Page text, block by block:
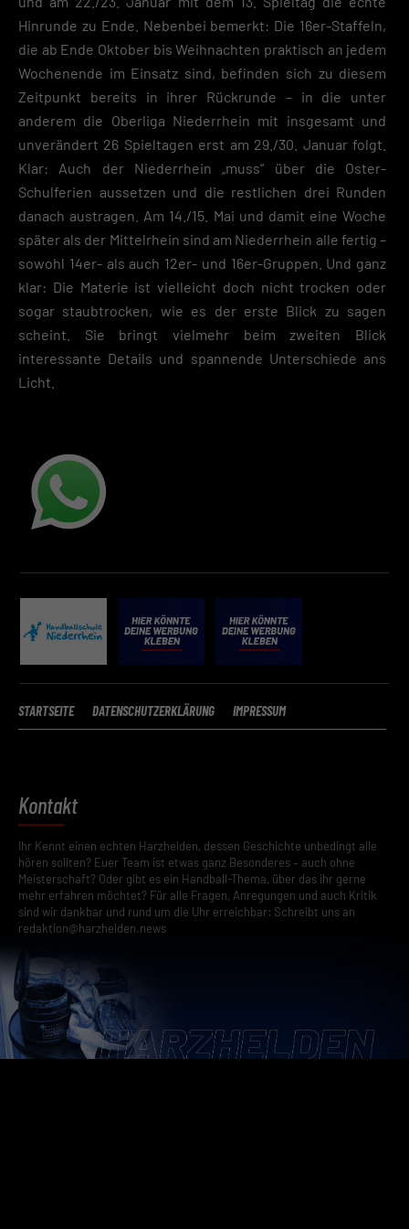
Hinrunde zu Ende. Nebenbei bemerkt: Die 16er-Staffeln,
die ab Ende Oktober bis Weihnachten praktisch an jedem
Wochenende im Einsatz sind, befinden sich zu diesem
Zeitpunkt bereits in ihrer Rückrunde – in die unter
anderem die Oberliga Niederrhein mit insgesamt und
unverändert 26 Spieltagen erst am 29./30. Januar folgt.
Klar: Auch der Niederrhein „muss“ über die Oster-
Schulferien aussetzen und die restlichen drei Runden
danach austragen. Am 14./15. Mai und damit eine Woche
später als der Mittelrhein sind am Niederrhein alle fertig –
sowohl 14er- als auch 12er- und 16er-Gruppen. Und ganz
klar: Die Materie ist vielleicht doch nicht trocken oder
sogar staubtrocken, wie es der erste Blick zu sagen
scheint. Sie bringt vielmehr beim zweiten Blick
interessante Details und spannende Unterschiede ans
Licht.
STARTSEITE DATENSCHUTZERKLÄRUNG IMPRESSUM
Kontakt
Ihr Kennt einen echten Harzhelden, dessen Geschichte unbedingt alle
hören sollten? Euer Team ist etwas ganz Besonderes – auch ohne
Meisterschaft? Oder gibt es ein Handball-Thema, über das ihr gerne
mehr erfahren möchtet? Für alle Fragen, Anregungen und auch Kritik
sind wir dankbar und rund um die Uhr erreichbar: Schreibt uns an
redaktion@harzhelden.news
Ihre Einwilligung zu ganzen Kategorien geben oder sich weitere
Informationen anzeigen lassen und so nur bestimmte Cookies
auswählen.
Speichern
Zurück
Datenschutzeinstellungen
Essenziell (2)
Essenzielle Cookies ermöglichen grundlegende Funktionen und sind für die
Datenschutzerklärung